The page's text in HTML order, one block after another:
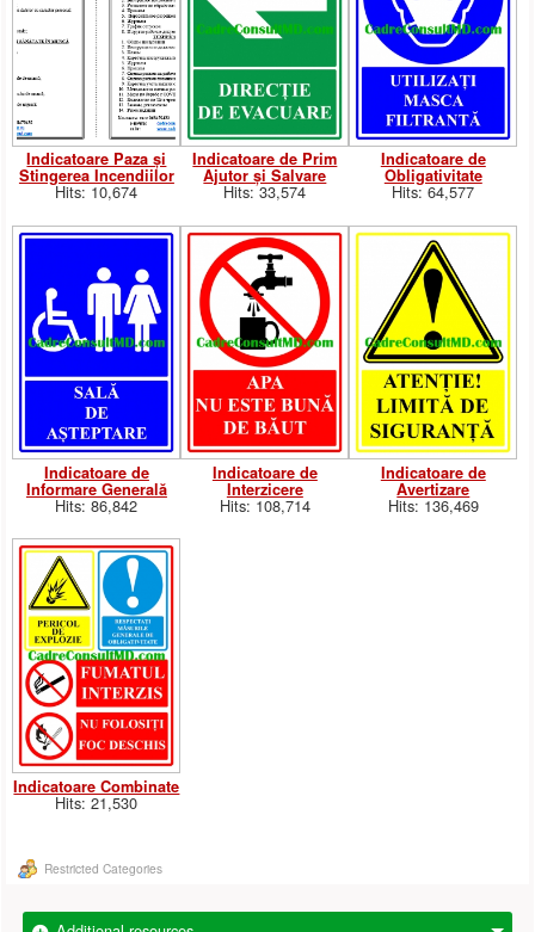
Indicatoare Paza și
Stingerea Incendiilor
Hits: 10,674
Indicatoare de Prim
Ajutor și Salvare
Hits: 33,574
Indicatoare de
Obligativitate
Hits: 64,577
Indicatoare de
Informare Generală
Hits: 86,842
Indicatoare de
Interzicere
Hits: 108,714
Indicatoare de
Avertizare
Hits: 136,469
Indicatoare Combinate
Hits: 21,530
Restricted Categories